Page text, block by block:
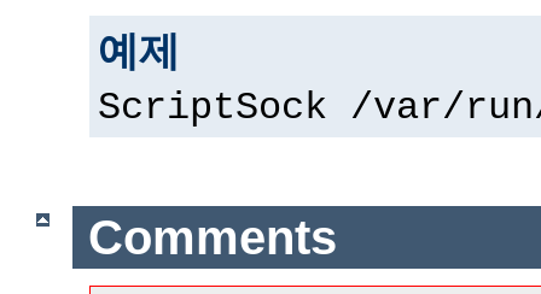
예제
ScriptSock /var/
Comments